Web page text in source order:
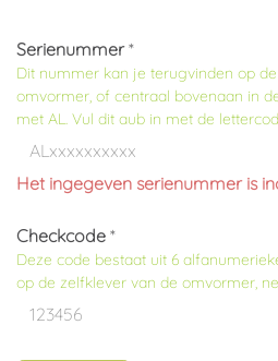
Serienummer *
Dit nummer kan je terugvinden op
omvormer, of centraal bovenaan in
met AL. Vul dit aub in met de
Het ingegeven serienummer is
Checkcode *
Deze code bestaat uit 6
op de zelfklever van de omvormer,